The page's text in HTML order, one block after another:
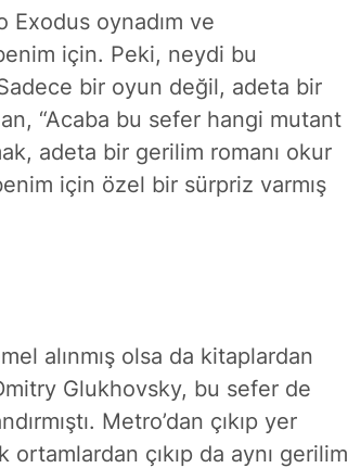
oynadım ve
için. Peki, neydi bu
bir oyun değil, adeta bir
“Acaba bu sefer hangi mutant
adeta bir gerilim romanı okur
için özel bir sürpriz varmış
alınmış olsa da kitaplardan
Glukhovsky, bu sefer de
Metro’dan çıkıp yer
çıkıp da aynı gerilim